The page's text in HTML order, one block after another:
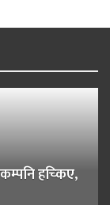
हच्किए,